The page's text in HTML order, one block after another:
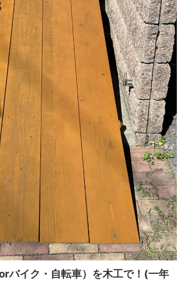
バイク・自転車）を木工で！(一年